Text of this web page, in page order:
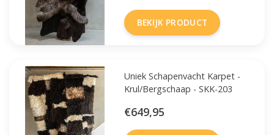
BEKIJK PRODUCT
Uniek Schapenvacht Karpet -
Krul/Bergschaap - SKK-203
€649,95